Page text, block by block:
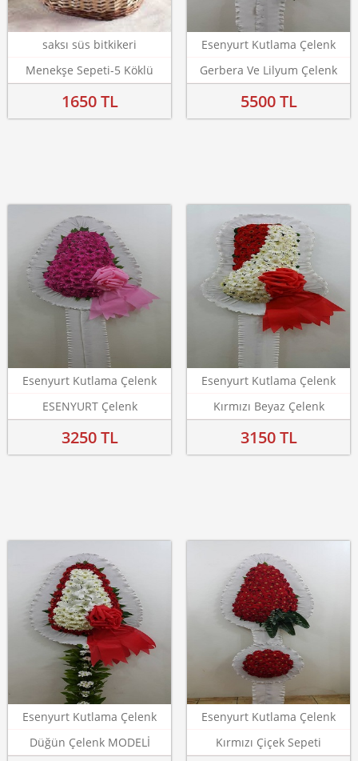
saksı süs bitkikeri
Menekşe Sepeti-5 Köklü
1650 TL
Esenyurt Kutlama Çelenk
Gerbera Ve Lilyum Çelenk
5500 TL
Esenyurt Kutlama Çelenk
ESENYURT Çelenk
3250 TL
Esenyurt Kutlama Çelenk
Kırmızı Beyaz Çelenk
3150 TL
Esenyurt Kutlama Çelenk
Düğün Çelenk MODELİ
Esenyurt Kutlama Çelenk
Kırmızı Çiçek Sepeti